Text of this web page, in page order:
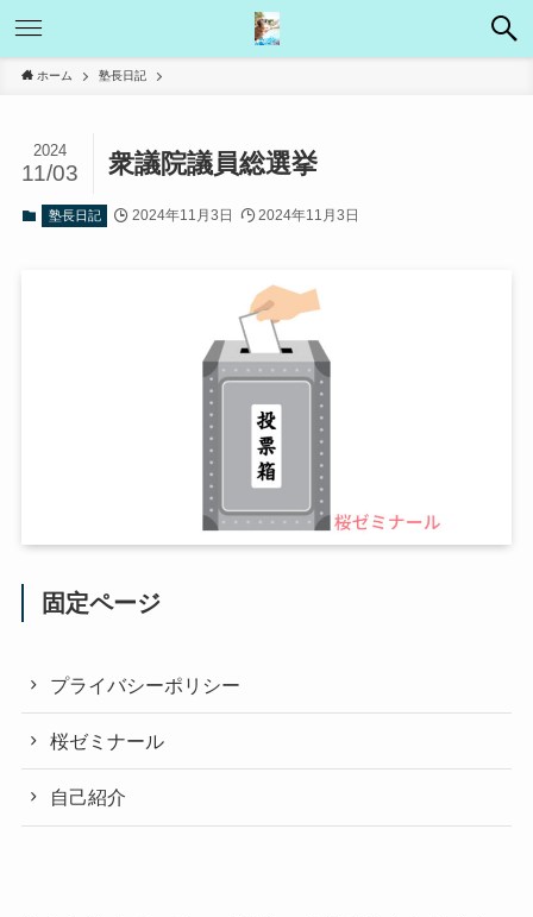
ホーム 塾長日記
衆議院議員総選挙
2024
11/03
塾長日記 2024年11月3日 2024年11月3日
固定ページ
プライバシーポリシー
桜ゼミナール
自己紹介